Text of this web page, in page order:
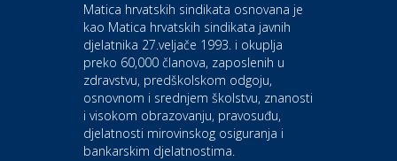
Bistrica
Auto-moto i tehnika
CIAK Auto d.o.o.
Kultura i edukacija
Kazalište Gavella
Matica hrvatskih sindikata osnovana je
kao Matica hrvatskih sindikata javnih
djelatnika 27.veljače 1993. i okuplja
preko 60,000 članova, zaposlenih u
zdravstvu, predškolskom odgoju,
osnovnom i srednjem školstvu, znanosti
i visokom obrazovanju, pravosuđu,
djelatnosti mirovinskog osiguranja i
bankarskim djelatnostima.